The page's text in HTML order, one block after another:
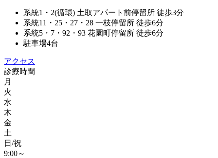
系統1・2(循環) 土取アパート前停留所 徒歩3分
系統11・25・27・28 一枝停留所 徒歩6分
系統5・7・92・93 花園町停留所 徒歩6分
駐車場4台
アクセス
診療時間
月
火
水
木
金
土
日/祝
9:00～